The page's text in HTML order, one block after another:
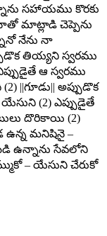
సహాయము కొరకు
నాతో మాట్లాడి చెప్పెను
నేను నా
తియ్యని స్వరము
ఆ స్వరము
||గూడు|| అప్పుడొక
(2) ఎప్పుడైతే
దొరికాయి (2)
ఉన్న మనిషినై –
ఉన్నాను సేవలోని
– యేసుని చేరుకో